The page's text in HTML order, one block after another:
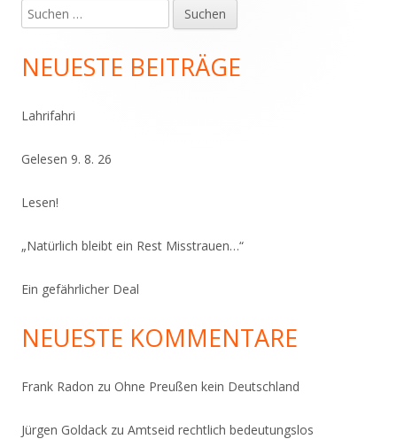
Haupt-
Seitenleiste
Suchen
nach:
NEUESTE BEITRÄGE
Lahrifahri
Gelesen 9. 8. 26
Lesen!
„Natürlich bleibt ein Rest Misstrauen…“
Ein gefährlicher Deal
NEUESTE KOMMENTARE
Frank Radon zu Ohne Preußen kein Deutschland
Jürgen Goldack zu Amtseid rechtlich bedeutungslos